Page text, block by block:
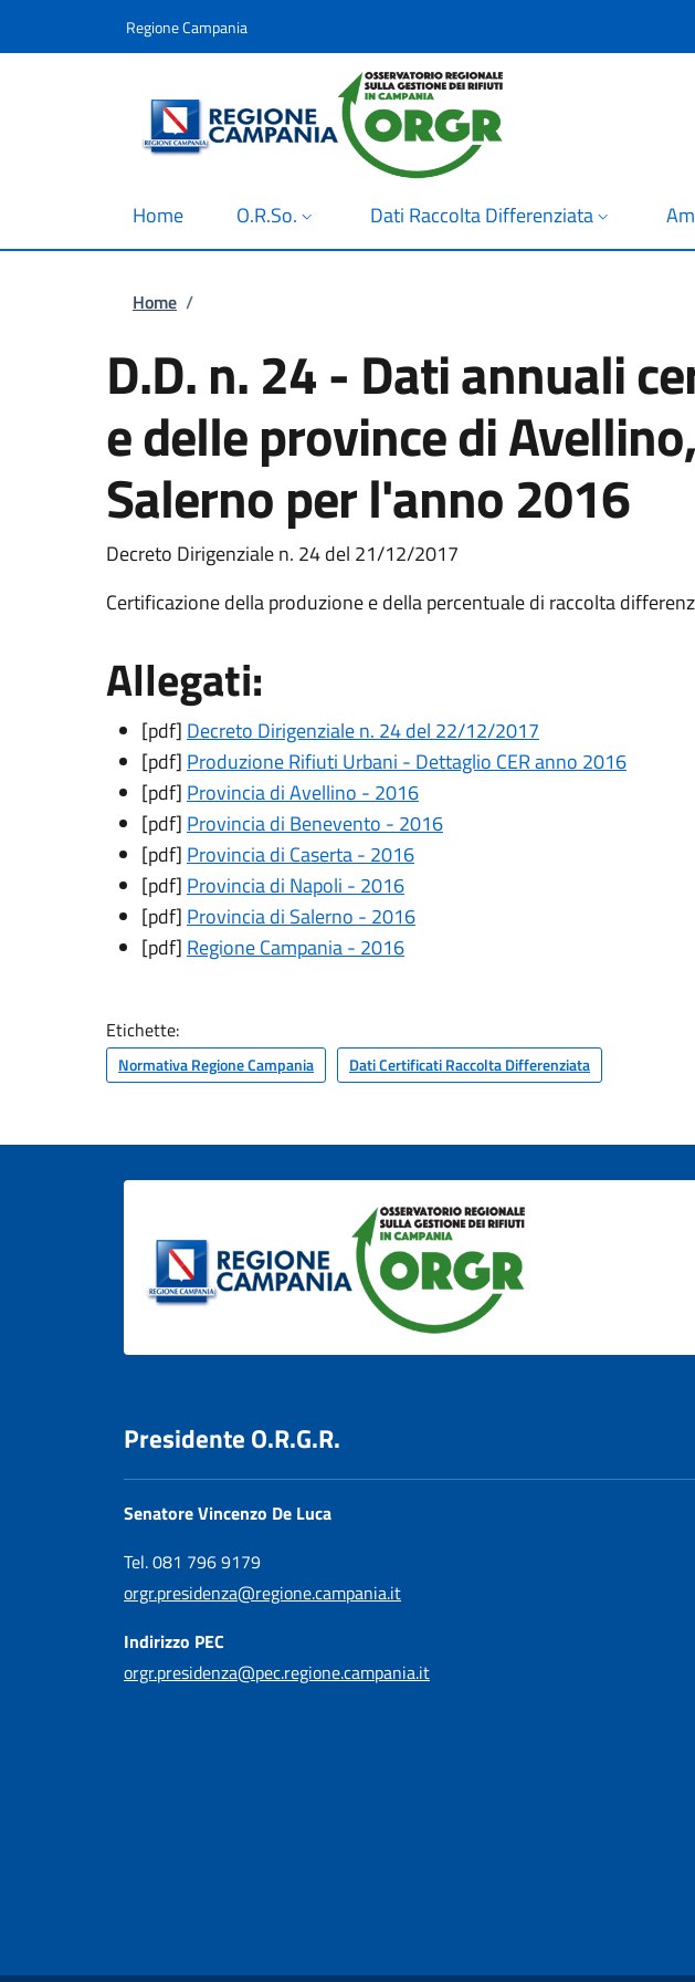
Regione Campania
Home O.R.So. Dati Raccolta Differenziata
Briciole di pane
Home /
D.D. n. 24 - Dati annuali
e delle province di
Salerno per l'anno 2016
Decreto Dirigenziale n. 24 del 21/12/2017
Certificazione della produzione e della percentuale di raccolta
Allegati:
[pdf] Decreto Dirigenziale n. 24 del 22/12/2017
[pdf] Produzione Rifiuti Urbani - Dettaglio CER anno 2016
[pdf] Provincia di Avellino - 2016
[pdf] Provincia di Benevento - 2016
[pdf] Provincia di Caserta - 2016
[pdf] Provincia di Napoli - 2016
[pdf] Provincia di Salerno - 2016
[pdf] Regione Campania - 2016
Etichette:
Normativa Regione Campania Dati Certificati Raccolta Differenziata
Presidente O.R.G.R.
Senatore Vincenzo De Luca
Tel. 081 796 9179
orgr.presidenza@regione.campania.it
Indirizzo PEC
orgr.presidenza@pec.regione.campania.it